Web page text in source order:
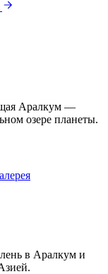
Аралкум —
озере планеты.
в Аралкум и